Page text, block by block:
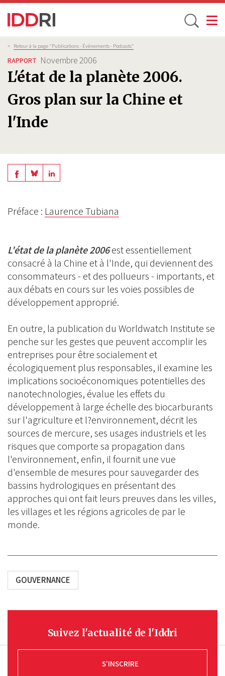
Aller
au
contenu
principal
Toggle
Fil
d'Ariane
> Retour à la page "Publications - Évènements - Podcasts”
RAPPORT Novembre 2006
L'état de la planète 2006.
Gros plan sur la Chine et
l'Inde
Share
Facebook
Share
BlueSky
Share
Linkedin
Préface : Laurence Tubiana
L'état de la planète 2006est essentiellement
consacré à la Chine et à l'Inde, qui deviennent des
consommateurs - et des pollueurs - importants, et
aux débats en cours sur les voies possibles de
développement approprié.
En outre, la publication du Worldwatch Institute se
penche sur les gestes que peuvent accomplir les
entreprises pour être socialement et
écologiquement plus responsables, il examine les
implications socioéconomiques potentielles des
nanotechnologies, évalue les effets du
développement à large échelle des biocarburants
sur l'agriculture et l?environnement, décrit les
sources de mercure, ses usages industriels et les
risques que comporte sa propagation dans
l'environnement, enfin, il fournit une vue
d'ensemble de mesures pour sauvegarder des
bassins hydrologiques en présentant des
approches qui ont fait leurs preuves dans les villes,
les villages et les régions agricoles de par le
monde.
GOUVERNANCE
Suivez l'actualité de l'Iddri
S'INSCRIRE